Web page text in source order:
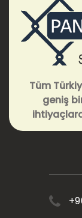
Tüm
geniş